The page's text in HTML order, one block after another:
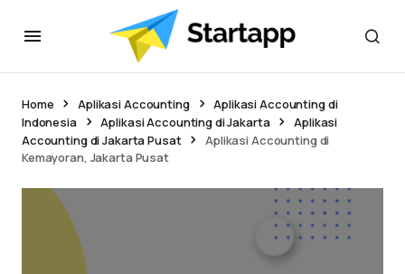
Home Aplikasi Accounting
Aplikasi Accounting di
Indonesia
Aplikasi Accounting di Jakarta
Aplikasi
Accounting di Jakarta Pusat
Aplikasi Accounting di
Kemayoran, Jakarta Pusat